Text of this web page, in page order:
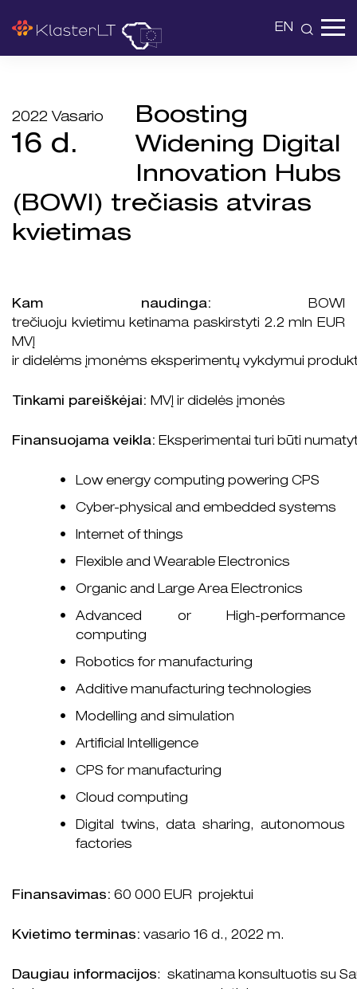
EN
2022 Vasario
16 d.
Boosting
Widening Digital
Innovation Hubs
(BOWI) trečiasis atviras
kvietimas
Kam naudinga: BOWI
trečiuoju kvietimu ketinama paskirstyti 2.2 mln EUR
MVĮ
ir didelėms įmonėms eksperimentų vykdymui
Tinkami pareiškėjai: MVĮ ir didelės įmonės
Finansuojama veikla: Eksperimentai turi būti
Low energy computing powering CPS
Cyber-physical and embedded systems
Internet of things
Flexible and Wearable Electronics
Organic and Large Area Electronics
Advanced or High-performance
computing
Robotics for manufacturing
Additive manufacturing technologies
Modelling and simulation
Artificial Intelligence
CPS for manufacturing
Cloud computing
Digital twins, data sharing, autonomous
factories
Finansavimas: 60 000 EUR projektui
Kvietimo terminas: vasario 16 d., 2022 m.
Daugiau informacijos: skatinama konsultuotis su